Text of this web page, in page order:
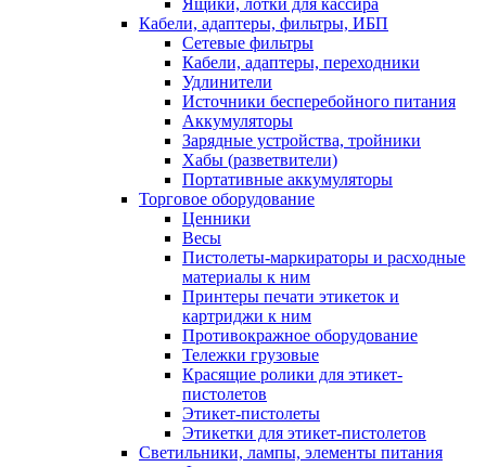
Ящики, лотки для кассира
Кабели, адаптеры, фильтры, ИБП
Сетевые фильтры
Кабели, адаптеры, переходники
Удлинители
Источники бесперебойного питания
Аккумуляторы
Зарядные устройства, тройники
Хабы (разветвители)
Портативные аккумуляторы
Торговое оборудование
Ценники
Весы
Пистолеты-маркираторы и расходные
материалы к ним
Принтеры печати этикеток и
картриджи к ним
Противокражное оборудование
Тележки грузовые
Красящие ролики для этикет-
пистолетов
Этикет-пистолеты
Этикетки для этикет-пистолетов
Светильники, лампы, элементы питания